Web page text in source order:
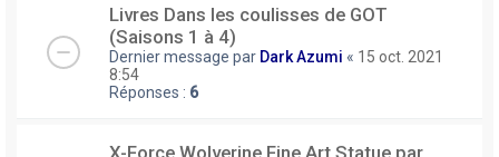
Livres Dans les coulisses de GOT
(Saisons 1 à 4)
Dernier message par Dark Azumi « 15 oct. 2021
8:54
Réponses : 6